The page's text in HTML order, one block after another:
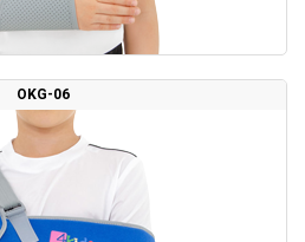
OKG-06